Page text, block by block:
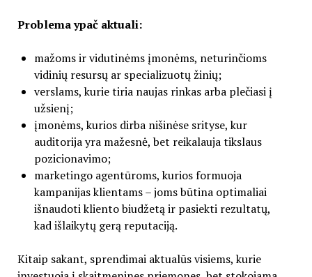
Problema ypač aktuali:
mažoms ir vidutinėms įmonėms, neturinčioms
vidinių resursų ar specializuotų žinių;
verslams, kurie tiria naujas rinkas arba plečiasi į
užsienį;
įmonėms, kurios dirba nišinėse srityse, kur
auditorija yra mažesnė, bet reikalauja tikslaus
pozicionavimo;
marketingo agentūroms, kurios formuoja
kampanijas klientams – joms būtina optimaliai
išnaudoti kliento biudžetą ir pasiekti rezultatų,
kad išlaikytų gerą reputaciją.
Kitaip sakant, sprendimai aktualūs visiems, kurie